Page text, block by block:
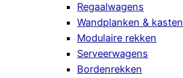
Regaalwagens
Wandplanken & kasten
Modulaire rekken
Serveerwagens
Bordenrekken